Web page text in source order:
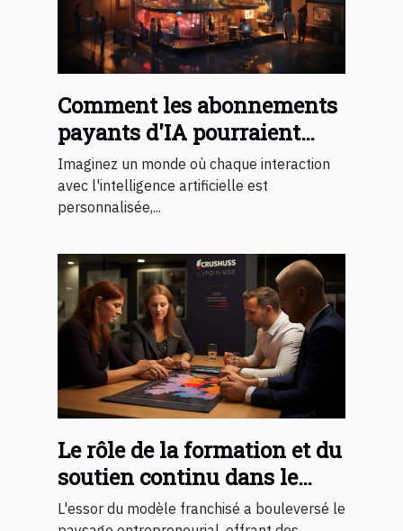
Comment les abonnements
payants d'IA pourraient
changer notre quotidien
Imaginez un monde où chaque interaction
avec l'intelligence artificielle est
personnalisée,...
Le rôle de la formation et du
soutien continu dans le
succès d'une franchise
L'essor du modèle franchisé a bouleversé le